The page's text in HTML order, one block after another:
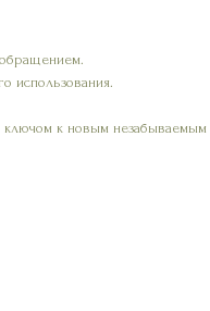
использования.
ключом к новым незабываемым